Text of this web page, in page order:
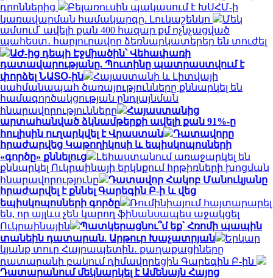
դրոններից
Բելառուսին պակասում է ԽՍՀՄ-ի
կառավարման համակարգը. Լուկաշենկո
Մեկ
ամսում՝ ավելի քան 400 հազար քմ ոչնչացված
պահեստ․ հարյուրավոր ձեռնարկատերեր են տուժել
ԱԺ-ից դեպի Էջմիածին՝ Վեհափառի
դատավարությանը. Պուտինը պատրաստվում է
փորձել ՆԱՏՕ-ին
Հայաստանի և Լիտվայի
սահմանապահ ծառայությունները քննարկել են
համագործակցության ընդլայնման
հնարավորությունները
Հայաստանից
արտահանված ձկնամթերքի ավելի քան 91%-ը
հուլիսին ուղարկվել է Վրաստան
Դատավորը
հրաժարվեց Կաթողիկոսի և եպիսկոպոսների
«գործը» քննելուց
Լեհաստանում առաջարկել են
քննարկել Ուկրաինայի երկնքում հրթիռների խոցման
հնարավորությունը
Դատավոր Հակոբ Մանուկյանը
հրաժարվել է քննել Գարեգին Բ-ի և վեց
եպիսկոպոսների գործը
Ռումինիայում հայտարարել
են, որ այլևս չեն կարող ֆինանսապես աջակցել
Ուկրաինային
Պատկերացնու՞մ եք՝ Հռոմի պապին
տանեին դատարան. Արթուր Խաչատրյան
Երկար
կյանք տուր Հայրապետին․ քաղաքացիները
դատարանի բակում դիմավորեցին Գարեգին Բ-ին
Դատարանում մեկնարկել է Ամենայն Հայոց